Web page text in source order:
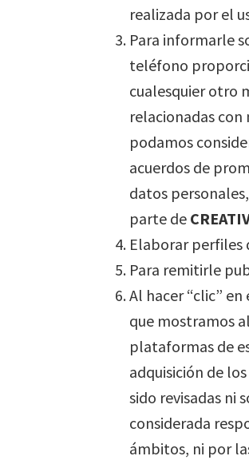
realizada por el
Para informarle
teléfono
cualesquier otro
relacionadas
podamos
acuerdos de
datos
parte de
Elaborar perfiles
Para remitirle
Al hacer “clic”
que mostramos
plataformas de
adquisición de
sido revisadas ni
considerada
ámbitos, ni por